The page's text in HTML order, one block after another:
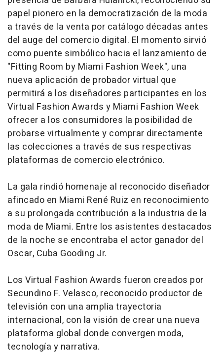
papel pionero en la democratización de la moda
a través de la venta por catálogo décadas antes
del auge del comercio digital. El momento sirvió
como puente simbólico hacia el lanzamiento de
"Fitting Room by Miami Fashion Week", una
nueva aplicación de probador virtual que
permitirá a los diseñadores participantes en los
Virtual Fashion Awards y Miami Fashion Week
ofrecer a los consumidores la posibilidad de
probarse virtualmente y comprar directamente
las colecciones a través de sus respectivas
plataformas de comercio electrónico.
La gala rindió homenaje al reconocido diseñador
afincado en Miami René Ruiz en reconocimiento
a su prolongada contribución a la industria de la
moda de Miami. Entre los asistentes destacados
de la noche se encontraba el actor ganador del
Oscar, Cuba Gooding Jr.
Los Virtual Fashion Awards fueron creados por
Secundino F. Velasco, reconocido productor de
televisión con una amplia trayectoria
internacional, con la visión de crear una nueva
plataforma global donde convergen moda,
tecnología y narrativa.